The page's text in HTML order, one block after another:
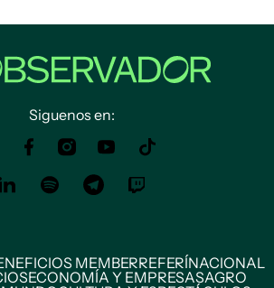
Siguenos en:
MEMBERREFERÍNACIONAL
ECONOMÍA Y EMPRESASAGRO